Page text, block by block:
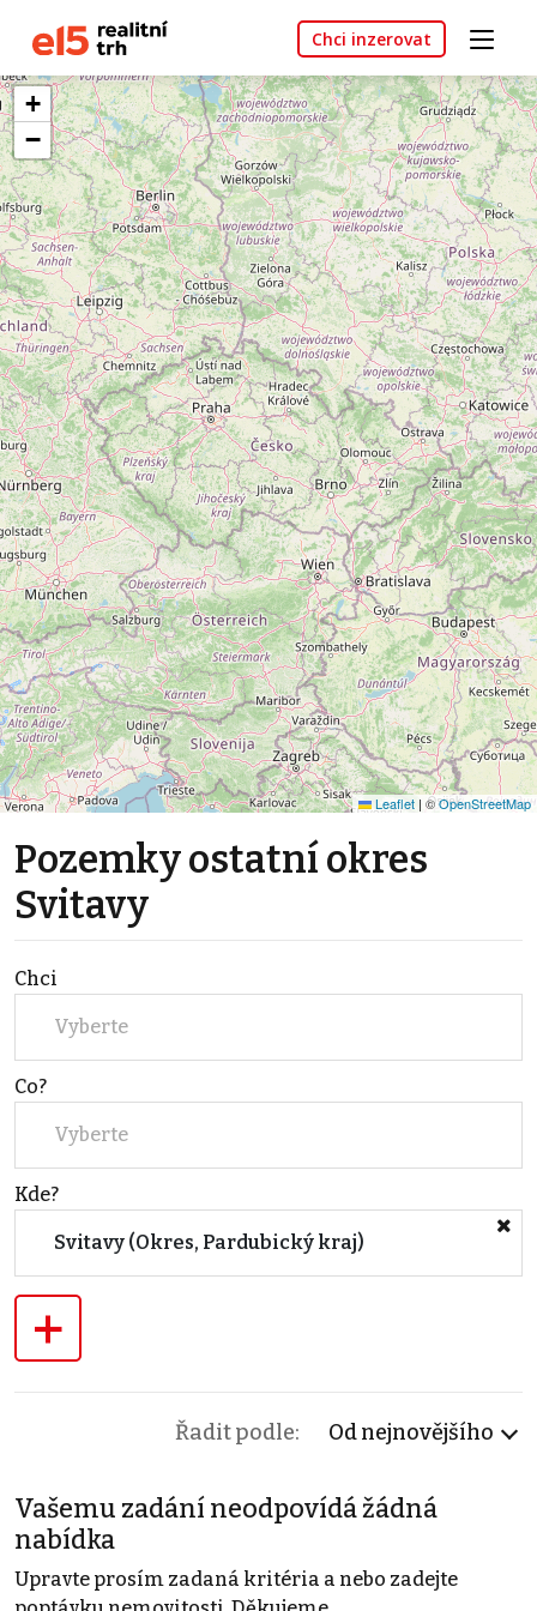
Chci inzerovat
+
−
Leaflet | ©OpenStreetMap
Pozemky ostatní okres
Svitavy
Chci
Vyberte
Co?
Vyberte
Kde?
Svitavy (Okres, Pardubický kraj)
+
Řadit podle: Od nejnovějšího
Vašemu zadání neodpovídá žádná
nabídka
Upravte prosím zadaná kritéria a nebo zadejte